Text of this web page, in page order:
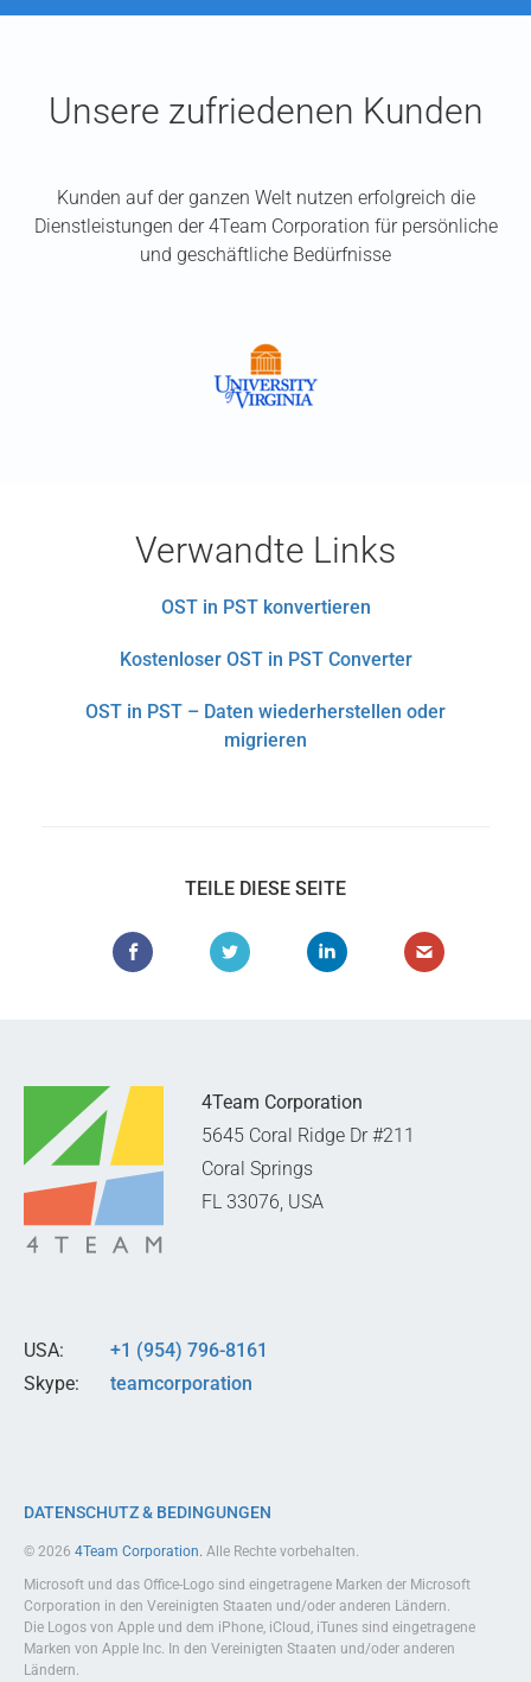
Unsere zufriedenen Kunden
Kunden auf der ganzen Welt nutzen erfolgreich die
Dienstleistungen der 4Team Corporation für persönliche
und geschäftliche Bedürfnisse
Verwandte Links
OST in PST konvertieren
Kostenloser OST in PST Converter
OST in PST – Daten wiederherstellen oder
migrieren
TEILE DIESE SEITE
4Team Corporation
5645 Coral Ridge Dr #211
Coral Springs
FL 33076, USA
USA:
Skype:
+1 (954) 796-8161
teamcorporation
DATENSCHUTZ & BEDINGUNGEN
© 2026 4Team Corporation. Alle Rechte vorbehalten.
Microsoft und das Office-Logo sind eingetragene Marken der Microsoft
Corporation in den Vereinigten Staaten und/oder anderen Ländern.
Die Logos von Apple und dem iPhone, iCloud, iTunes sind eingetragene
Marken von Apple Inc. In den Vereinigten Staaten und/oder anderen
Ländern.